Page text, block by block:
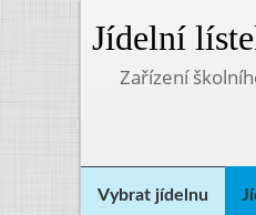
Jídelní
Zařízení
Vybrat jídelnu